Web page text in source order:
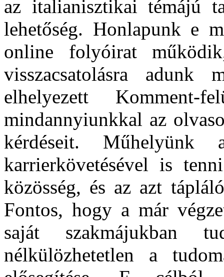
az italianisztikai témájú
lehetőség. Honlapunk e
online folyóirat
visszacsatolásra adunk
elhelyezett Komment-
mindannyiunkkal az
kérdéseit.
karrierkövetésével is
közösség, és az azt
Fontos, hogy a már
saját szakmájukban
nélkülözhetetlen a